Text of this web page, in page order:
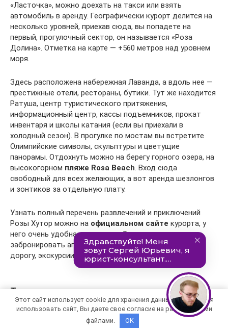
«Ласточка», можно доехать на такси или взять
автомобиль в аренду. Географически курорт делится на
несколько уровней, приехав сюда, вы попадете на
первый, прогулочный сектор, он называется «Роза
Долина». Отметка на карте — +560 метров над уровнем
моря.
Здесь расположена набережная Лаванда, а вдоль нее —
престижные отели, рестораны, бутики. Тут же находится
Ратуша, центр туристического притяжения,
информационный центр, кассы подъемников, прокат
инвентаря и школы катания (если вы приехали в
холодный сезон). В прогулке по мостам вы встретите
Олимпийские символы, скульптуры и цветущие
панорамы. Отдохнуть можно на берегу горного озера, на
высокогорном пляже Rosa Beach. Вход сюда
свободный для всех желающих, а вот аренда шезлонгов
и зонтиков за отдельную плату.
Узнать полный перечень развлечений и приключений
Розы Хутор можно на официальном сайте курорта, у
него очень удобная навигация. Здесь же легко
забронировать апартаменты, билеты на канатную
дорогу, экскурсии.
Тропа здоровья
Как раз в двух шагах от горного пляжа расположен вход
на еще один интересный объект — Тропу здоровья. Этот
пешеходный терренкур создан для прогулок
Этот сайт использует cookie для хранения данных. Продолжая
использовать сайт, Вы даете свое согласие на работу с этими
файлами.
OK